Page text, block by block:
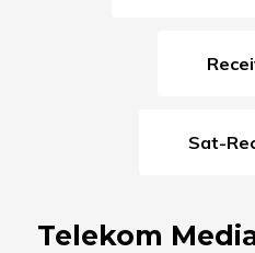
Sat-
Telekom